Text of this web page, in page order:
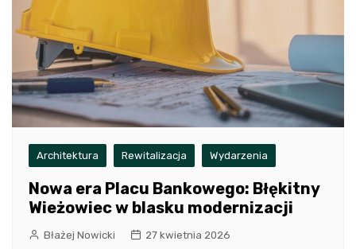
Architektura Rewitalizacja Wydarzenia
Nowa era Placu Bankowego: Błękitny
Wieżowiec w blasku modernizacji
Błażej Nowicki 27 kwietnia 2026